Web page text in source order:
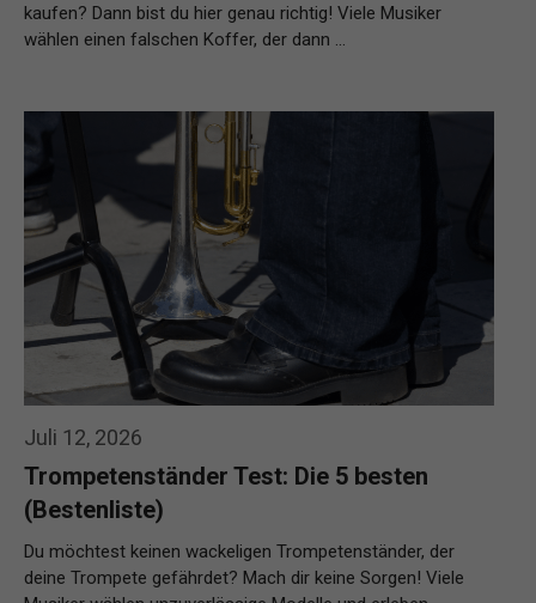
kaufen? Dann bist du hier genau richtig! Viele Musiker
wählen einen falschen Koffer, der dann …
Juli 12, 2026
Trompetenständer Test: Die 5 besten
(Bestenliste)
Du möchtest keinen wackeligen Trompetenständer, der
deine Trompete gefährdet? Mach dir keine Sorgen! Viele